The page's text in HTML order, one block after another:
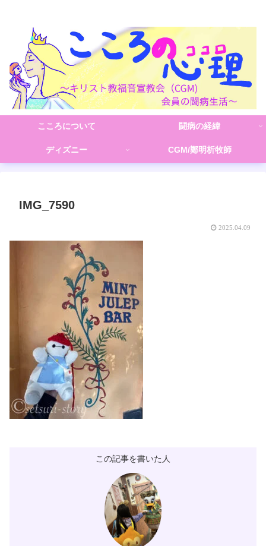
こころについて 闘病の経緯
ディズニー CGM/鄭明析牧師
IMG_7590
2025.04.09
この記事を書いた人